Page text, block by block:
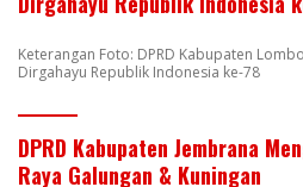
Keterangan Foto: DPRD Kabupaten
Dirgahayu Republik Indonesia ke-78
DPRD Kabupaten Jembrana
Raya Galungan & Kuningan